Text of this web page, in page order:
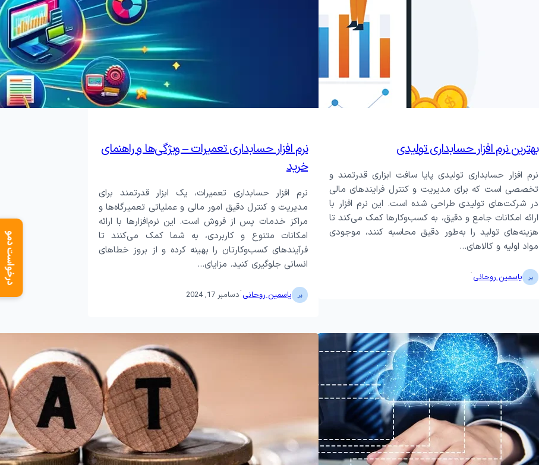
بهترین نرم افزار حسابداری تولیدی
نرم افزار حسابداری تولیدی پایا سافت ابزاری قدرتمند و
تخصصی است که برای مدیریت و کنترل فرایندهای مالی
در شرکت‌های تولیدی طراحی شده است. این نرم افزار با
ارائه امکانات جامع و دقیق، به کسب‌وکارها کمک می‌کند تا
هزینه‌های تولید را به‌طور دقیق محاسبه کنند، موجودی
مواد اولیه و کالاهای…
یاسمین روحانی·
نرم افزار حسابداری تعمیرات – ویژگی‌ها و راهنمای
خرید
نرم افزار حسابداری تعمیرات، یک ابزار قدرتمند برای
مدیریت و کنترل دقیق امور مالی و عملیاتی تعمیرگاه‌ها و
مراکز خدمات پس از فروش است. این نرم‌افزارها با ارائه
امکانات متنوع و کاربردی، به شما کمک می‌کنند تا
فرآیندهای کسب‌وکارتان را بهینه کرده و از بروز خطاهای
انسانی جلوگیری کنید. مزایای…
یاسمین روحانی·دسامبر 17, 2024
درخواست دمو